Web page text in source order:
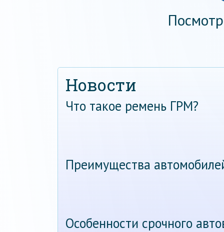
Новости
Что такое ремень ГРМ?
Преимущества
Особенности срочного